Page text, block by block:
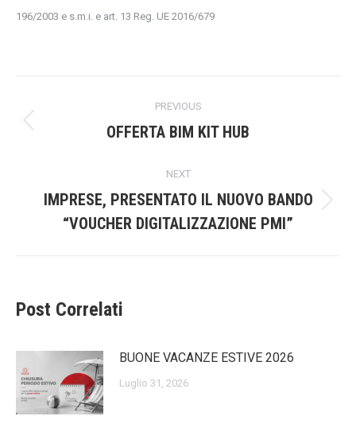
196/2003 e s.m.i. e art. 13 Reg. UE 2016/679
navigation
PREVIOUS
Previous
OFFERTA BIM KIT HUB
NEXT
Next
post:
IMPRESE, PRESENTATO IL NUOVO BANDO
“VOUCHER DIGITALIZZAZIONE PMI”
Post Correlati
BUONE VACANZE ESTIVE 2026
Luglio 31, 2026